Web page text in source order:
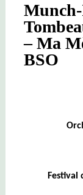
– Ma
BSO
Festival